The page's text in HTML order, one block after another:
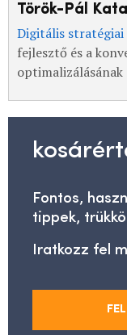
Török-Pál Kata
Digitális stratégiai
fejlesztő és a
optimalizálásának
Fontos,
tippek,
Iratkozz fel